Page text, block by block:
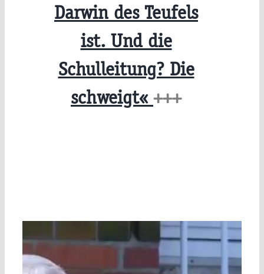
Darwin des Teufels
ist. Und die
Schulleitung? Die
schweigt« +++